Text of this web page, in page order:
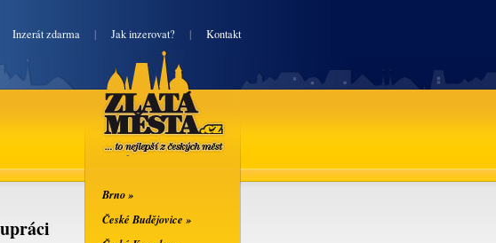
Inzerát zdarma | Jak inzerovat? | Kontakt
Zlatá města
... to nejlepší z
českých měst
Brno »
České Budějovice »